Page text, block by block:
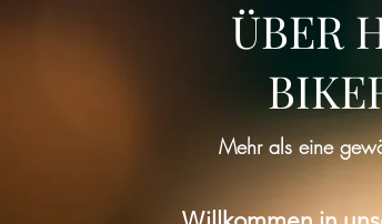
ÜBER
Mehr als eine